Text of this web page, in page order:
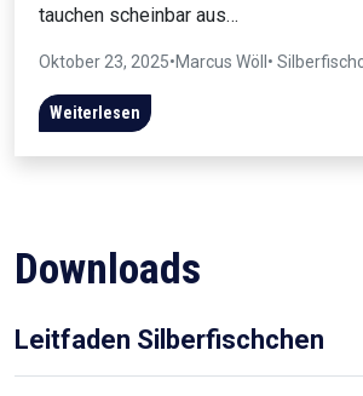
tauchen scheinbar aus…
Oktober 23, 2025•Marcus Wöll •
Weiterlesen
Downloads
Leitfaden Silberfischchen